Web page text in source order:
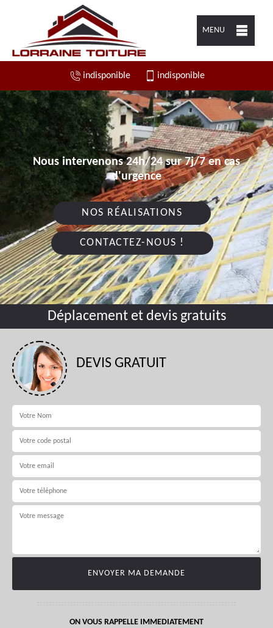
MENU
indisponible indisponible
Nous intervenons 24h/24 sur 7j/7 en cas
d'urgence
NOS RÉALISATIONS
CONTACTEZ-NOUS !
Déplacement et devis gratuits
DEVIS GRATUIT
ON VOUS RAPPELLE IMMEDIATEMENT